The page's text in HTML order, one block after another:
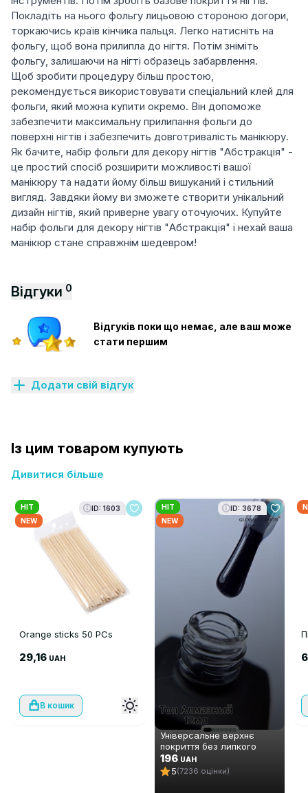
Покладіть на нього фольгу лицьовою стороною догори,
торкаючись країв кінчика пальця. Легко натисніть на
фольгу, щоб вона прилипла до нігтя. Потім зніміть
фольгу, залишаючи на нігті образець забарвлення.
Щоб зробити процедуру більш простою,
рекомендується використовувати спеціальний клей для
фольги, який можна купити окремо. Він допоможе
забезпечити максимальну прилипання фольги до
поверхні нігтів і забезпечить довготривалість манікюру.
Як бачите, набір фольги для декору нігтів "Абстракція" -
це простий спосіб розширити можливості вашої
манікюру та надати йому більш вишуканий і стильний
вигляд. Завдяки йому ви зможете створити унікальний
дизайн нігтів, який приверне увагу оточуючих. Купуйте
набір фольги для декору нігтів "Абстракція" і нехай ваша
манікюр стане справжнім шедевром!
Відгуки 0
Відгуків поки що немає, але ваш може
стати першим
Додати свій відгук
Із цим товаром купують
Дивитися більше
HIT
NEW
ID: 1603
Orange sticks 50 PCs
29,16 UAH
В кошик
HIT
NEW
ID: 3678
Універсальне верхнє
покриття без липкого
шару Global Fashion TOP-
Алмазний (топ/фініш), 12
мл
196 UAH
5(7236 оцінки)